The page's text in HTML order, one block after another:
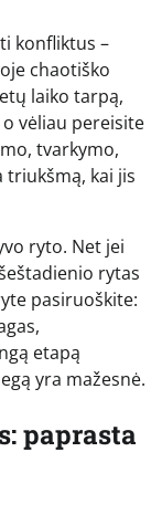
konfliktus –
chaotiško
laiko tarpą,
vėliau pereisite
tvarkymo,
triukšmą, kai jis
ryto. Net jei
rytas
pasiruoškite:
etapą
yra mažesnė.
paprasta